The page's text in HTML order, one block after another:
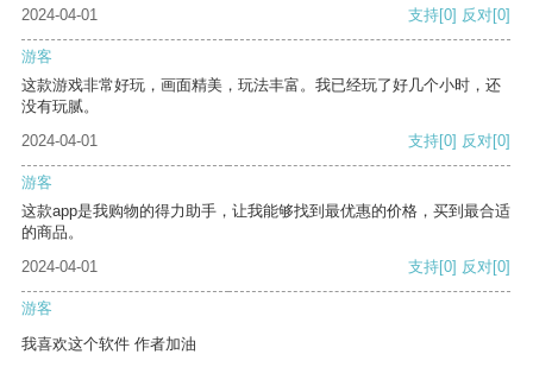
2024-04-01
支持[0] 反对[0]
游客
这款游戏非常好玩，画面精美，玩法丰富。我已经玩了好几个小时，还
没有玩腻。
2024-04-01
支持[0] 反对[0]
游客
这款app是我购物的得力助手，让我能够找到最优惠的价格，买到最合适
的商品。
2024-04-01
支持[0] 反对[0]
游客
我喜欢这个软件 作者加油